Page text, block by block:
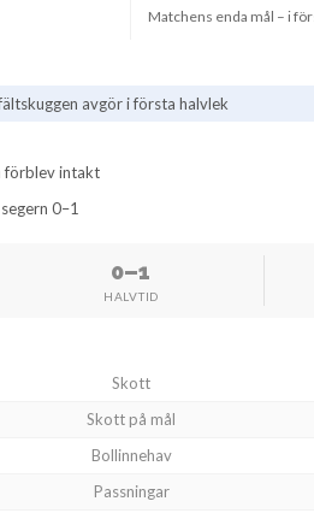
Matchens enda mål – i
avgör i första halvlek
förblev intakt
0–1
0–1
HALVTID
Skott
Skott på mål
Bollinnehav
Passningar